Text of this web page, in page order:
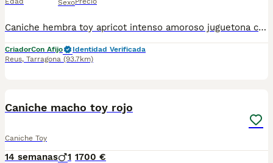
Sexo
Caniche hembra toy apricot intenso amoroso juguetona con cartilla sanitaria vacuna chip desparasitación con garantía víricas y congenitas
CriadorCon Afijo
Identidad Verificada
Reus, Tarragona (93.7km)
Caniche macho toy rojo
Caniche Toy
14 semanas 1 1700 €